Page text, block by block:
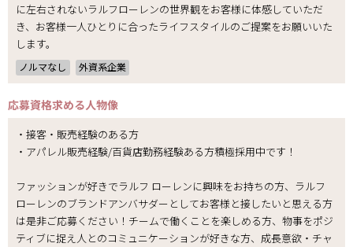
に左右されないラルフローレンの世界観をお客様に体感していただ
き、お客様一人ひとりに合ったライフスタイルのご提案をお願いいた
します。
ノルマなし 外資系企業
応募資格求める人物像
・接客・販売経験のある方
・アパレル販売経験/百貨店勤務経験ある方積極採用中です！
ファッションが好きでラルフ ローレンに興味をお持ちの方、ラルフ
ローレンのブランドアンバサダーとしてお客様と接したいと思える方
は是非ご応募ください！チームで働くことを楽しめる方、物事をポジ
ティブに捉え人とのコミュニケーションが好きな方、成長意欲・チャ